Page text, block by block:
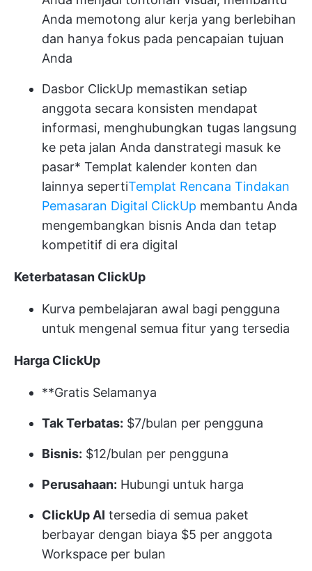
Anda memotong alur kerja yang berlebihan
dan hanya fokus pada pencapaian tujuan
Anda
Dasbor ClickUp memastikan setiap
anggota secara konsisten mendapat
informasi, menghubungkan tugas langsung
ke peta jalan Anda danstrategi masuk ke
pasar* Templat kalender konten dan
lainnya sepertiTemplat Rencana Tindakan
Pemasaran Digital ClickUp membantu Anda
mengembangkan bisnis Anda dan tetap
kompetitif di era digital
Keterbatasan ClickUp
Kurva pembelajaran awal bagi pengguna
untuk mengenal semua fitur yang tersedia
Harga ClickUp
**Gratis Selamanya
Tak Terbatas: $7/bulan per pengguna
Bisnis: $12/bulan per pengguna
Perusahaan: Hubungi untuk harga
ClickUp AI tersedia di semua paket
berbayar dengan biaya $5 per anggota
Workspace per bulan